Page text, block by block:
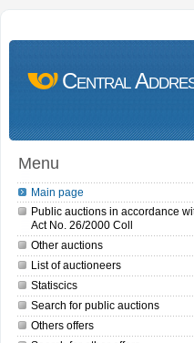
Central
Menu
Main page
Public auctions in accordance
Act No. 26/2000 Coll
Other auctions
List of auctioneers
Statiscics
Search for public auctions
Others offers